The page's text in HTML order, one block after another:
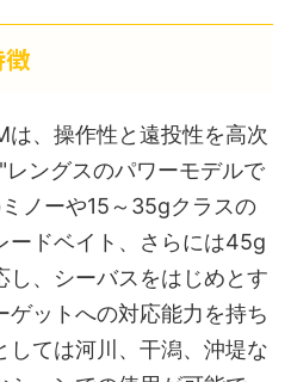
、操作性と遠投性を高次
ングスのパワーモデルで
ノーや15～35gクラスの
ードベイト、さらには45g
し、シーバスをはじめとす
ゲットへの対応能力を持ち
しては河川、干潟、沖堤な